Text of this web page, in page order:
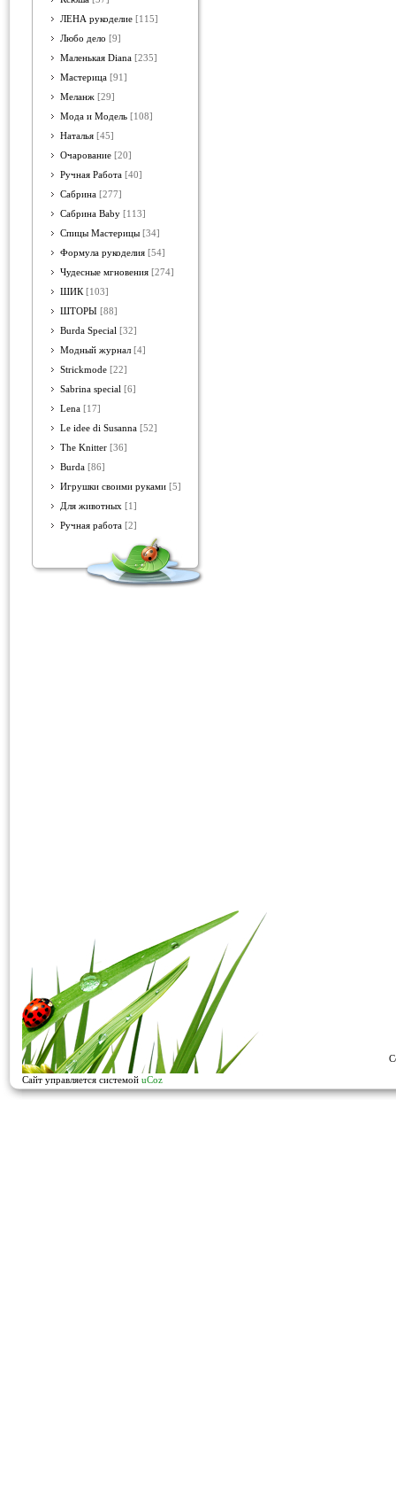
ЛЕНА рукоделие [115]
Любо дело [9]
Маленькая Diana [235]
Мастерица [91]
Меланж [29]
Мода и Модель [108]
Наталья [45]
Очарование [20]
Ручная Работа [40]
Сабрина [277]
Сабрина Baby [113]
Спицы Мастерицы [34]
Формула рукоделия [54]
Чудесные мгновения [274]
ШИК [103]
ШТОРЫ [88]
Burda Special [32]
Модный журнал [4]
Strickmode [22]
Sabrina special [6]
Lena [17]
Le idee di Susanna [52]
The Knitter [36]
Burda [86]
Игрушки своими руками [5]
Для животных [1]
Ручная работа [2]
Сайт управляется системой uCoz